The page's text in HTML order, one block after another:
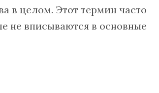
в целом. Этот термин часто
не вписываются в основные